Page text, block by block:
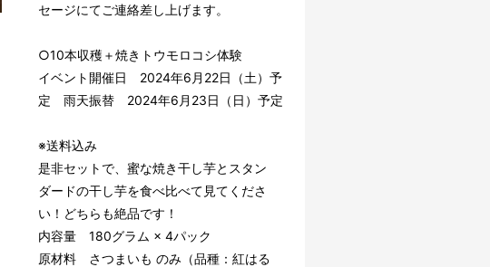
セージにてご連絡差し上げます。
○10本収穫＋焼きトウモロコシ体験
イベント開催日 2024年6月22日（土）予
定 雨天振替 2024年6月23日（日）予定
※送料込み
是非セットで、蜜な焼き干し芋とスタン
ダードの干し芋を食べ比べて見てくださ
い！どちらも絶品です！
内容量 180グラム × 4パック
原材料 さつまいも のみ（品種：紅はる